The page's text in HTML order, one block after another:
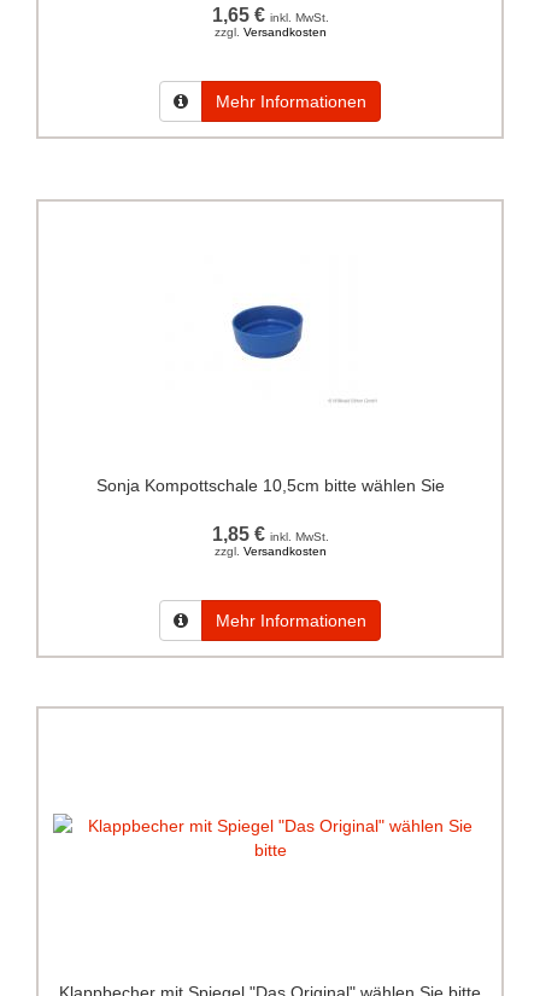
1,65 € inkl. MwSt.
zzgl. Versandkosten
Mehr Informationen
Sonja Kompottschale 10,5cm bitte wählen Sie
1,85 € inkl. MwSt.
zzgl. Versandkosten
Mehr Informationen